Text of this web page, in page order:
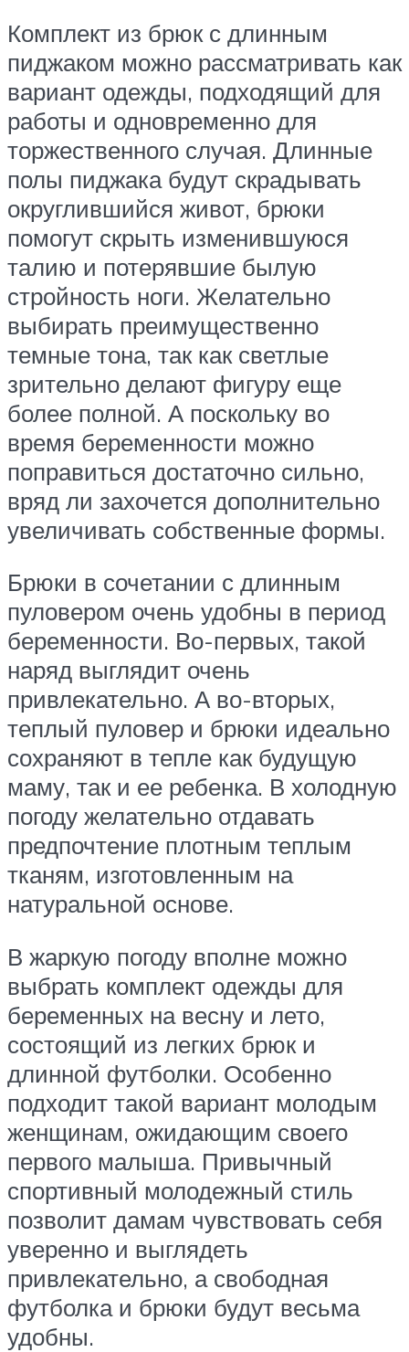
Комплект из брюк с длинным
пиджаком можно рассматривать как
вариант одежды, подходящий для
работы и одновременно для
торжественного случая. Длинные
полы пиджака будут скрадывать
округлившийся живот, брюки
помогут скрыть изменившуюся
талию и потерявшие былую
стройность ноги. Желательно
выбирать преимущественно
темные тона, так как светлые
зрительно делают фигуру еще
более полной. А поскольку во
время беременности можно
поправиться достаточно сильно,
вряд ли захочется дополнительно
увеличивать собственные формы.
Брюки в сочетании с длинным
пуловером очень удобны в период
беременности. Во-первых, такой
наряд выглядит очень
привлекательно. А во-вторых,
теплый пуловер и брюки идеально
сохраняют в тепле как будущую
маму, так и ее ребенка. В холодную
погоду желательно отдавать
предпочтение плотным теплым
тканям, изготовленным на
натуральной основе.
В жаркую погоду вполне можно
выбрать комплект одежды для
беременных на весну и лето,
состоящий из легких брюк и
длинной футболки. Особенно
подходит такой вариант молодым
женщинам, ожидающим своего
первого малыша. Привычный
спортивный молодежный стиль
позволит дамам чувствовать себя
уверенно и выглядеть
привлекательно, а свободная
футболка и брюки будут весьма
удобны.